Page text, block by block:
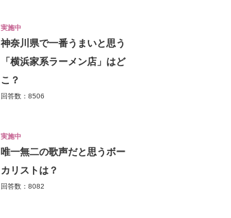
実施中
神奈川県で一番うまいと思う
「横浜家系ラーメン店」はど
こ？
回答数：8506
実施中
唯一無二の歌声だと思うボー
カリストは？
回答数：8082